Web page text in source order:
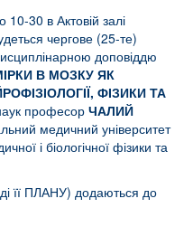
30 в Актовій залі
чергове (25-те)
доповіддю
В МОЗКУ ЯК
ФІЗИКИ ТА
професор ЧАЛИЙ
медичний університет
і біологічної фізики та
її ПЛАНУ) додаються до